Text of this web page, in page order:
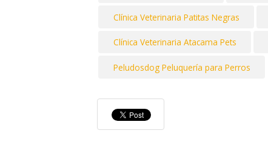
Clínica Veterinaria Patitas Negras
Clínica Veterinaria Atacama Pets
Peludosdog Peluquería para Perros